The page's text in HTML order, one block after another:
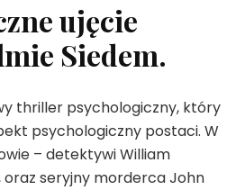
ujęcie
Siedem.
thriller psychologiczny, który
psychologiczny postaci. W
– detektywi William
oraz seryjny morderca John